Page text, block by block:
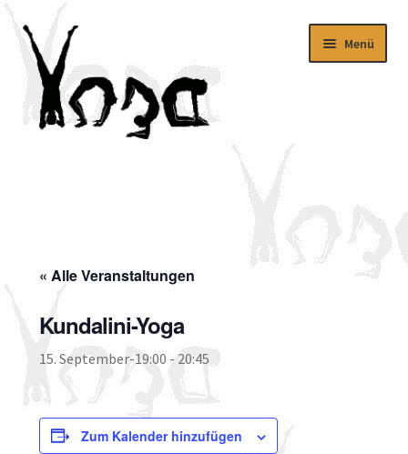
Zur
Navigation
springen
Zum
Inhalt
springen
Menü
Über uns
Impressum
« Alle Veranstaltungen
Kundalini-Yoga
15. September-19:00 -20:45
Zum Kalender hinzufügen